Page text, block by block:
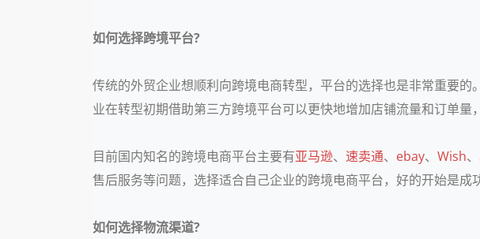
如何选择跨境平台?
传统的外贸企业想顺利向跨境电商转型，平台的选择也是非常重要的
业在转型初期借助第三方跨境平台可以更快地增加店铺流量和订单量
目前国内知名的跨境电商平台主要有亚马逊、 速卖通、 ebay、 Wish、
售后服务等问题，选择适合自己企业的跨境电商平台，好的开始是成
如何选择物流渠道?